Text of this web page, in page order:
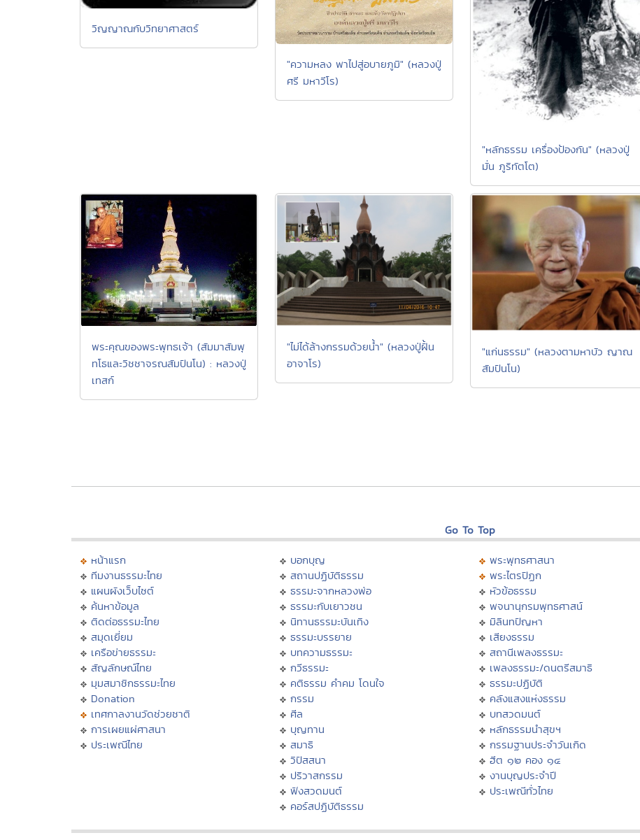
วิญญาณกับวิทยาศาสตร์
"ความหลง พาไปสู่อบายภูมิ" (หลวงปู่
ศรี มหาวีโร)
"หลักธรรม เครื่องป้องกัน" (หลวงปู่
มั่น ภูริทัตโต)
พระคุณของพระพุทธเจ้า (สัมมาสัมพุ
ทโธและวิชชาจรณสัมปันโน) : หลวงปู่
เทสก์
"ไม่ได้ล้างกรรมด้วยน้ำ" (หลวงปู่ฝั้น
อาจาโร)
"แก่นธรรม" (หลวงตามหาบัว ญาณ
สัมปันโน)
Go To Top
หน้าแรก
ทีมงานธรรมะไทย
แผนผังเว็บไซต์
ค้นหาข้อมูล
ติดต่อธรรมะไทย
สมุดเยี่ยม
เครือข่ายธรรมะ
สัญลักษณ์ไทย
มุมสมาชิกธรรมะไทย
Donation
เทศกาลงานวัดช่วยชาติ
การเผยแผ่ศาสนา
ประเพณีไทย
บอกบุญ
สถานปฏิบัติธรรม
ธรรมะจากหลวงพ่อ
ธรรมะกับเยาวชน
นิทานธรรมะบันเทิง
ธรรมะบรรยาย
บทความธรรมะ
กวีธรรมะ
คติธรรม คำคม โดนใจ
กรรม
ศีล
บุญทาน
สมาธิ
วิปัสสนา
ปริวาสกรรม
ฟังสวดมนต์
คอร์สปฏิบัติธรรม
พระพุทธศาสนา
พระไตรปิฏก
หัวข้อธรรม
พจนานุกรมพุทธศาสน์
มิลินทปัญหา
เสียงธรรม
สถานีเพลงธรรมะ
เพลงธรรมะ/ดนตรีสมาธิ
ธรรมะปฏิบัติ
คลังแสงแห่งธรรม
บทสวดมนต์
หลักธรรมนำสุขฯ
กรรมฐานประจำวันเกิด
ฮีต ๑๒ คอง ๑๔
งานบุญประจำปี
ประเพณีทั่วไทย